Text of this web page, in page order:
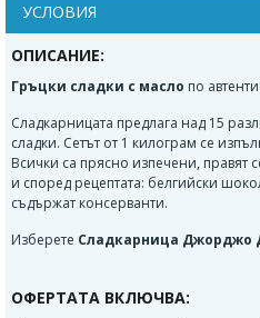
УСЛОВИЯ
ОПИСАНИЕ:
Гръцки сладки с масло по
Сладкарницата предлага над 15
сладки. Сетът от 1 килограм се
Всички са прясно изпечени, правят
и според рецептата: белгийски
съдържат консерванти.
Изберете Сладкарница Джорджо
ОФЕРТАТА ВКЛЮЧВА: